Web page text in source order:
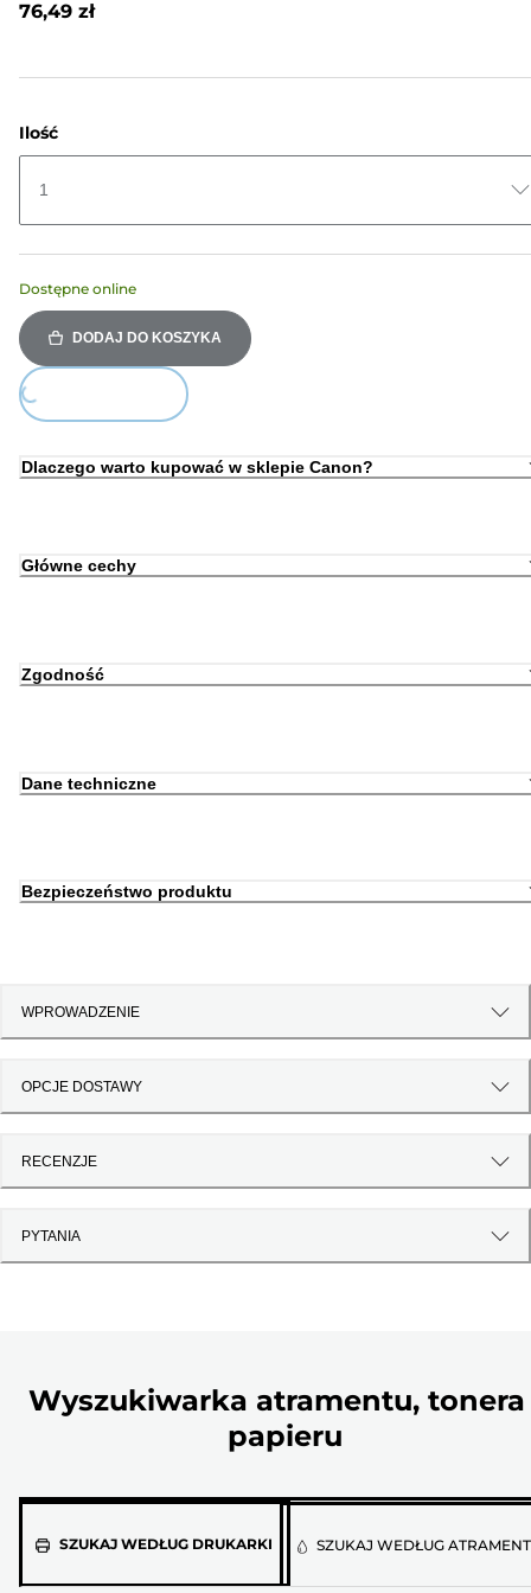
76,49 zł
Ilość
1
Dostępne online
DODAJ DO KOSZYKA
Dlaczego warto kupować w sklepie Canon?
Główne cechy
Zgodność
Dane techniczne
Bezpieczeństwo produktu
WPROWADZENIE
OPCJE DOSTAWY
RECENZJE
PYTANIA
Wyszukiwarka atramentu, tonera
papieru
SZUKAJ WEDŁUG DRUKARKI
Wybierz
SZUKAJ WEDŁUG